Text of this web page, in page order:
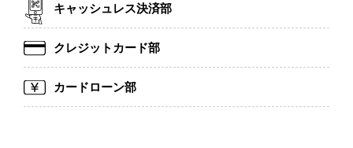
キャッシュレス決済部
クレジットカード部
カードローン部